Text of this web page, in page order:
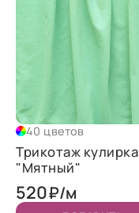
40 цветов
Трикотаж кулирка
"Мятный"
520₽/м